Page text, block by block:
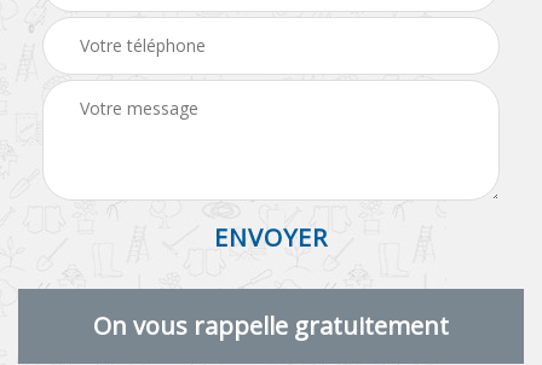
On vous rappelle gratuitement